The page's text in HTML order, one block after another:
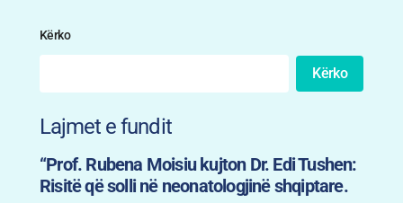
Kërko
Kërko
Lajmet e fundit
“Prof. Rubena Moisiu kujton Dr. Edi Tushen:
Risitë që solli në neonatologjinë shqiptare.